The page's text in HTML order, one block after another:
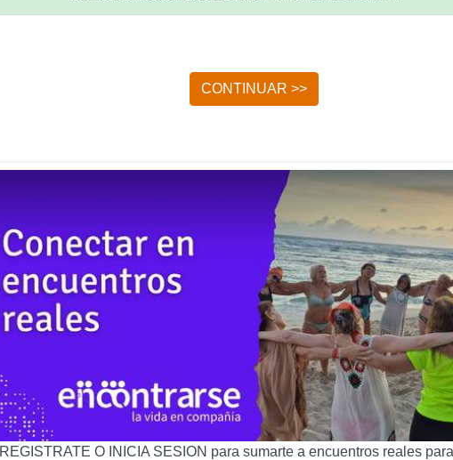
CONTINUAR >>
REGISTRATE O INICIA SESION para sumarte a encuentros reales